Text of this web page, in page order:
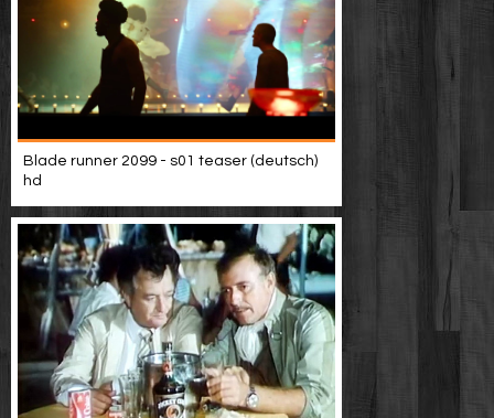
Blade runner 2099 - s01 teaser (deutsch)
hd